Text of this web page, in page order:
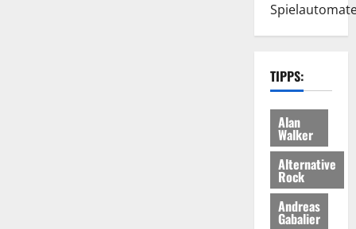
TIPPS:
Alan
Walker
Alternative
Rock
Andreas
Gabalier